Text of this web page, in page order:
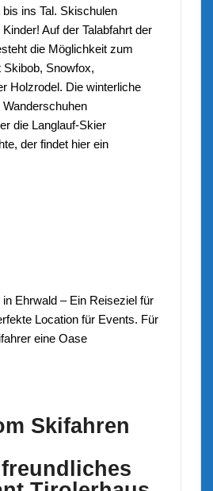
ins Tal. Skischulen
Auf der Talabfahrt der
die Möglichkeit zum
Snowfox,
Holzrodel. Die winterliche
Wanderschuhen
die Langlauf-Skier
der findet hier ein
Ehrwald – Ein Reiseziel für
Location für Events. Für
eine Oase
Skifahren